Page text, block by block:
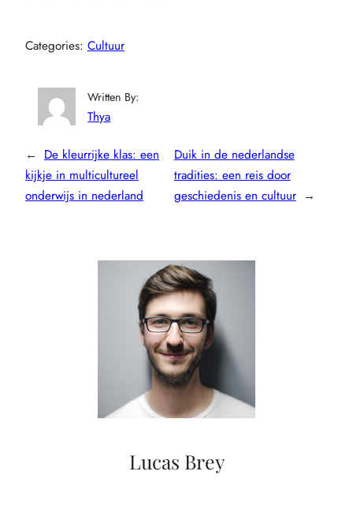
Categories: Cultuur
Written By:
Thya
← De kleurrijke klas: een
kijkje in multicultureel
onderwijs in nederland
Duik in de nederlandse
tradities: een reis door
geschiedenis en cultuur →
Lucas Brey